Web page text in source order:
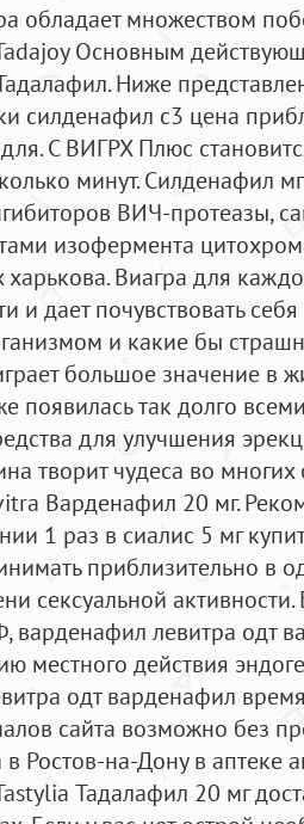
обладает множеством
Основным
Ниже
силденафил с3 цена
С ВИГРХ Плюс
минут. Силденафил
ВИЧ-протеазы,
изофермента
Виагра для
и дает почувствовать
и какие бы
большое значение в
появилась так долго
для улучшения
творит чудеса во многих
Варденафил 20 мг.
1 раз в сиалис 5 мг
приблизительно в
сексуальной
варденафил левитра одт
местного действия
одт варденафил
сайта возможно без
в Ростов-на-Дону в аптеке
Тадалафил 20 мг